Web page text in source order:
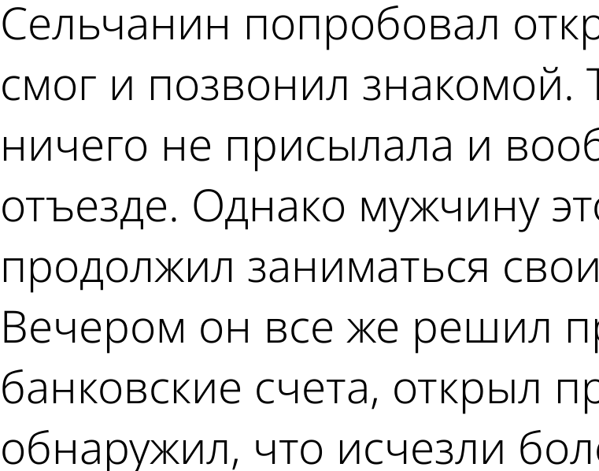
Сельчанин попробовал
смог и позвонил знакомой.
ничего не присылала и
отъезде. Однако мужчину
продолжил заниматься
Вечером он все же решил
банковские счета, открыл
обнаружил, что исчезли